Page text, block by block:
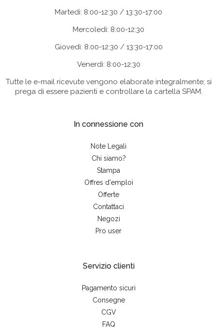
Martedì: 8:00-12:30 / 13:30-17:00
Mercoledì: 8:00-12:30
Giovedì: 8:00-12:30 / 13:30-17:00
Venerdì: 8:00-12:30
Tutte le e-mail ricevute vengono elaborate integralmente; si
prega di essere pazienti e controllare la cartella SPAM.
In connessione con
Note Legali
Chi siamo?
Stampa
Offres d'emploi
Offerte
Contattaci
Negozi
Pro user
Servizio clienti
Pagamento sicuri
Consegne
CGV
FAQ